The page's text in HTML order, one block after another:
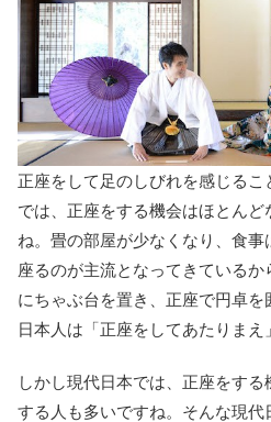
正座をして足のしびれを感じる
では、正座をする機会はほとんど
ね。畳の部屋が少なくなり、食
座るのが主流となってきている
にちゃぶ台を置き、正座で円卓
日本人は「正座をしてあたりまえ
しかし現代日本では、正座をす
する人も多いですね。そんな現